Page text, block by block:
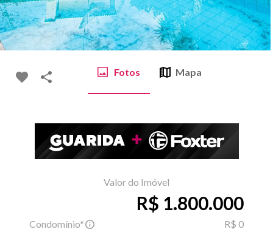
Fotos Mapa
Valor do Imóvel
R$ 1.800.000
Condomínio*
R$ 0